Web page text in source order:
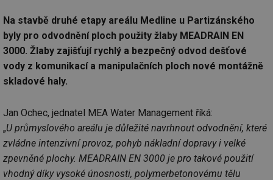
Na stavbě druhé etapy areálu Medline u Partizánského
byly pro odvodnění ploch použity žlaby MEADRAIN EN
3000. Žlaby zajišťují rychlý a bezpečný odvod dešťové
vody z komunikací a manipulačních ploch nové montážně
skladové haly.
Jan Ochec, jednatel MEA Water Management říká:
„U průmyslového areálu je důležité navrhnout odvodnění, které
zvládne intenzivní provoz, pohyb nákladní dopravy i velké
zpevněné plochy. MEADRAIN EN 3000 je pro takové použití
vhodný díky vysoké únosnosti, polymerbetonovému tělu